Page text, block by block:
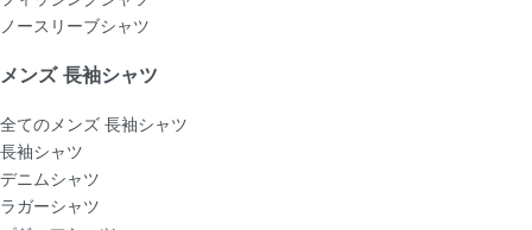
ノースリーブシャツ
メンズ 長袖シャツ
全てのメンズ 長袖シャツ
長袖シャツ
デニムシャツ
ラガーシャツ